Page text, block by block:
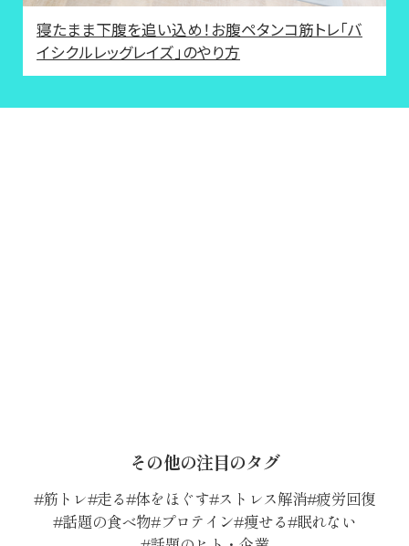
寝たまま下腹を追い込め！お腹ペタンコ筋トレ「バ
イシクルレッグレイズ」のやり方
その他の注目のタグ
筋トレ 走る 体をほぐす ストレス解消 疲労回復
話題の食べ物 プロテイン 痩せる 眠れない